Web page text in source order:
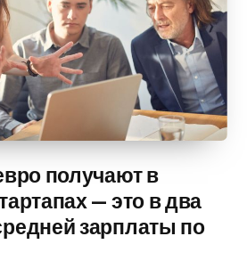
получают в
— это в два
зарплаты по